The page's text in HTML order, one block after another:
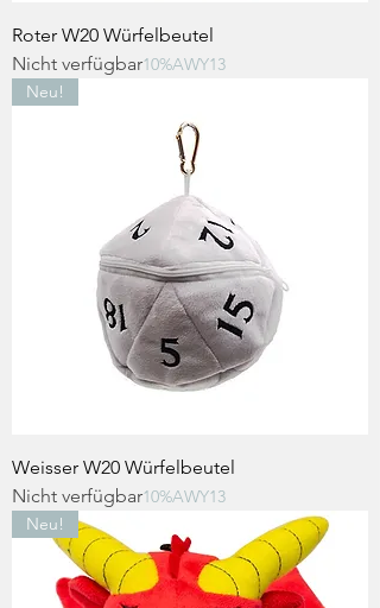
Roter W20 Würfelbeutel
Nicht verfügbar10%AWY13
Neu!
Weisser W20 Würfelbeutel
Nicht verfügbar10%AWY13
Neu!